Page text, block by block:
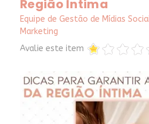
Região Íntima
Equipe de Gestão de Mídias
Marketing
Avalie este item